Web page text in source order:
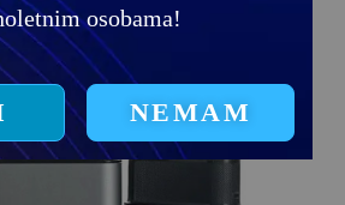
osobama!
NEMAM